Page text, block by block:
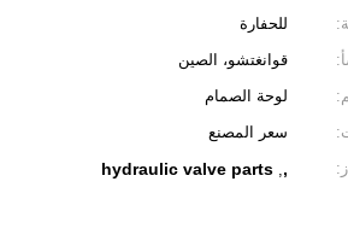
للحفارة
قوانغتشو، الصين
لوحة الصمام
سعر المصنع
,
,
hydraulic valve parts